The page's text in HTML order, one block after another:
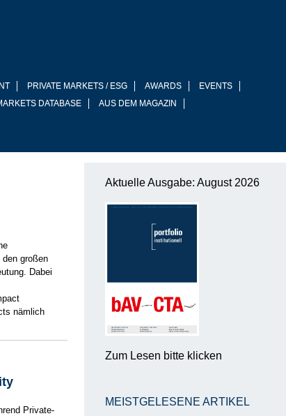
PRIVATE MARKETS / ESG AWARDS
EVENTS
DATABASE AUS DEM MAGAZIN
großen
Dabei
nämlich
Private-
Aktuelle Ausgabe: August 2026
Zum Lesen bitte klicken
MEISTGELESENE ARTIKEL